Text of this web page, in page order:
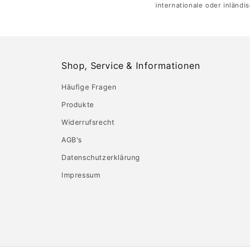
internationale oder
Shop, Service & Informationen
Häufige Fragen
Produkte
Widerrufsrecht
AGB's
Datenschutzerklärung
Impressum